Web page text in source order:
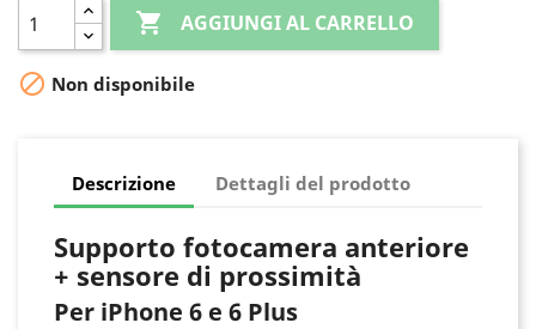
 AGGIUNGI AL CARRELLO
 Non disponibile
Descrizione Dettagli del prodotto
Supporto fotocamera anteriore
+ sensore di prossimità
Per iPhone 6 e 6 Plus